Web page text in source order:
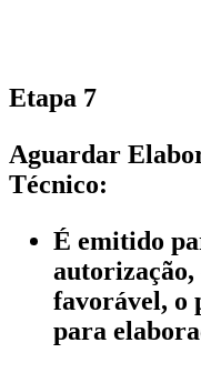
Etapa 7
Aguardar
Técnico:
É emitido
autorização,
favorável, o
para